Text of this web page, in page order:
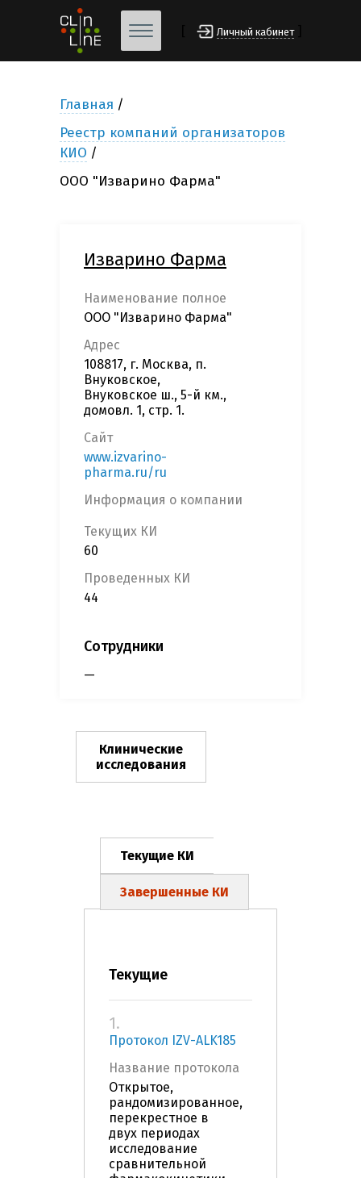
Личный кабинет
Главная
Реестр компаний организаторов
КИО
ООО "Изварино Фарма"
Изварино Фарма
Наименование полное
ООО "Изварино Фарма"
Адрес
108817, г. Москва, п.
Внуковское,
Внуковское ш., 5-й км.,
домовл. 1, стр. 1.
Сайт
www.izvarino-
pharma.ru/ru
Информация о компании
Текущих КИ
60
Проведенных КИ
44
Сотрудники
—
Клинические
исследования
Текущие КИ
Завершенные КИ
Текущие
1.
Протокол IZV-ALK185
Название протокола
Открытое,
рандомизированное,
перекрестное в
двух периодах
исследование
сравнительной